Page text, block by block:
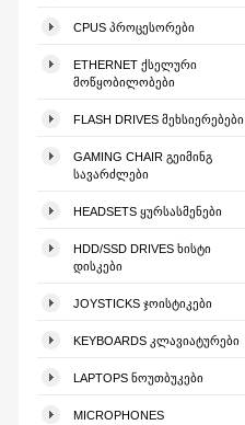
CPUS ᲞᲠᲝᲪᲔᲡᲝᲠᲔᲑᲘ
ETHERNET ᲥᲡᲔᲚᲣᲠᲘ
ᲛᲝᲬᲧᲝᲑᲘᲚᲝᲑᲔᲑᲘ
FLASH DRIVES ᲛᲔᲮᲡᲘᲔᲠᲔᲑᲔᲑᲘ
GAMING CHAIR ᲒᲔᲘᲛᲘᲜᲒ
ᲡᲐᲕᲐᲠᲫᲚᲔᲑᲘ
HEADSETS ᲧᲣᲠᲡᲐᲡᲛᲔᲜᲔᲑᲘ
HDD/SSD DRIVES ᲮᲘᲡᲢᲘ
ᲓᲘᲡᲙᲔᲑᲘ
JOYSTICKS ᲯᲝᲘᲡᲢᲘᲙᲔᲑᲘ
KEYBOARDS ᲙᲚᲐᲕᲘᲐᲢᲣᲠᲔᲑᲘ
LAPTOPS ᲜᲝᲣᲗᲑᲣᲙᲔᲑᲘ
MICROPHONES